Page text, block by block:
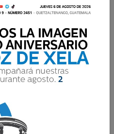
de
habría
por río
el cuarto día de
3 años desaparecida
corriente del río